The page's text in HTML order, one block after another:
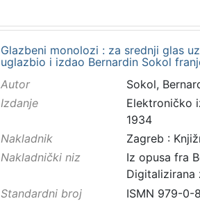
Glazbeni monolozi : za srednji glas
uglazbio i izdao Bernardin Sokol
Autor
Sokol,
Izdanje
Elektroničko
1934
Nakladnik
Zagreb :
Nakladnički niz
Iz opusa fra
Digitalizirana
Standardni broj
ISMN 979-0-